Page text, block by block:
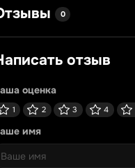
0
отзыв
оценка
1 2 3 4
имя